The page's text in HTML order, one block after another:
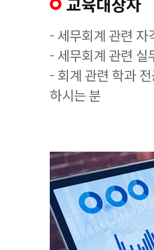
- 세무회계 관련 자
- 세무회계 관련 실
- 회계 관련 학과
하시는 분